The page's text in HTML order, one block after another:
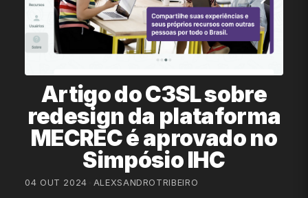
Artigo do C3SL sobre
redesign da plataforma
MECREC é aprovado no
Simpósio IHC
04 OUT 2024 ALEXSANDROTRIBEIRO